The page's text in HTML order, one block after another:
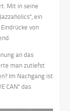
Mit in seine
ein
von
an das
man zutiefst
Im Nachgang ist
CAN" das